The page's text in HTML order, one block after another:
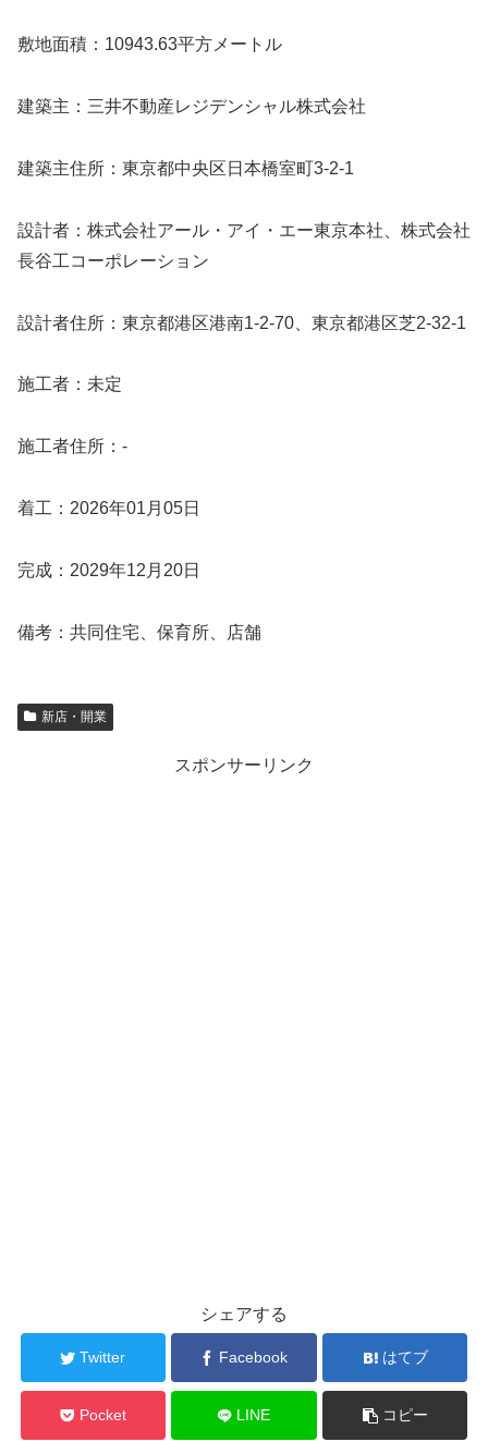
敷地面積：10943.63平方メートル
建築主：三井不動産レジデンシャル株式会社
建築主住所：東京都中央区日本橋室町3-2-1
設計者：株式会社アール・アイ・エー東京本社、株式会社
長谷工コーポレーション
設計者住所：東京都港区港南1-2-70、東京都港区芝2-32-1
施工者：未定
施工者住所：-
着工：2026年01月05日
完成：2029年12月20日
備考：共同住宅、保育所、店舗
新店・開業
スポンサーリンク
シェアする
Twitter Facebook はてブ
Pocket LINE コピー